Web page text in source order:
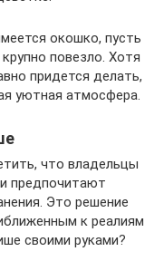
окошко, пусть
повезло. Хотя
придется делать,
уютная атмосфера.
что владельцы
предпочитают
Это решение
к реалиям
своими руками?